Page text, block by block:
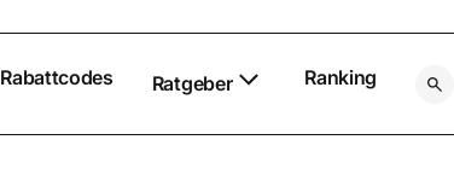
Rabattcodes Ratgeber Ranking